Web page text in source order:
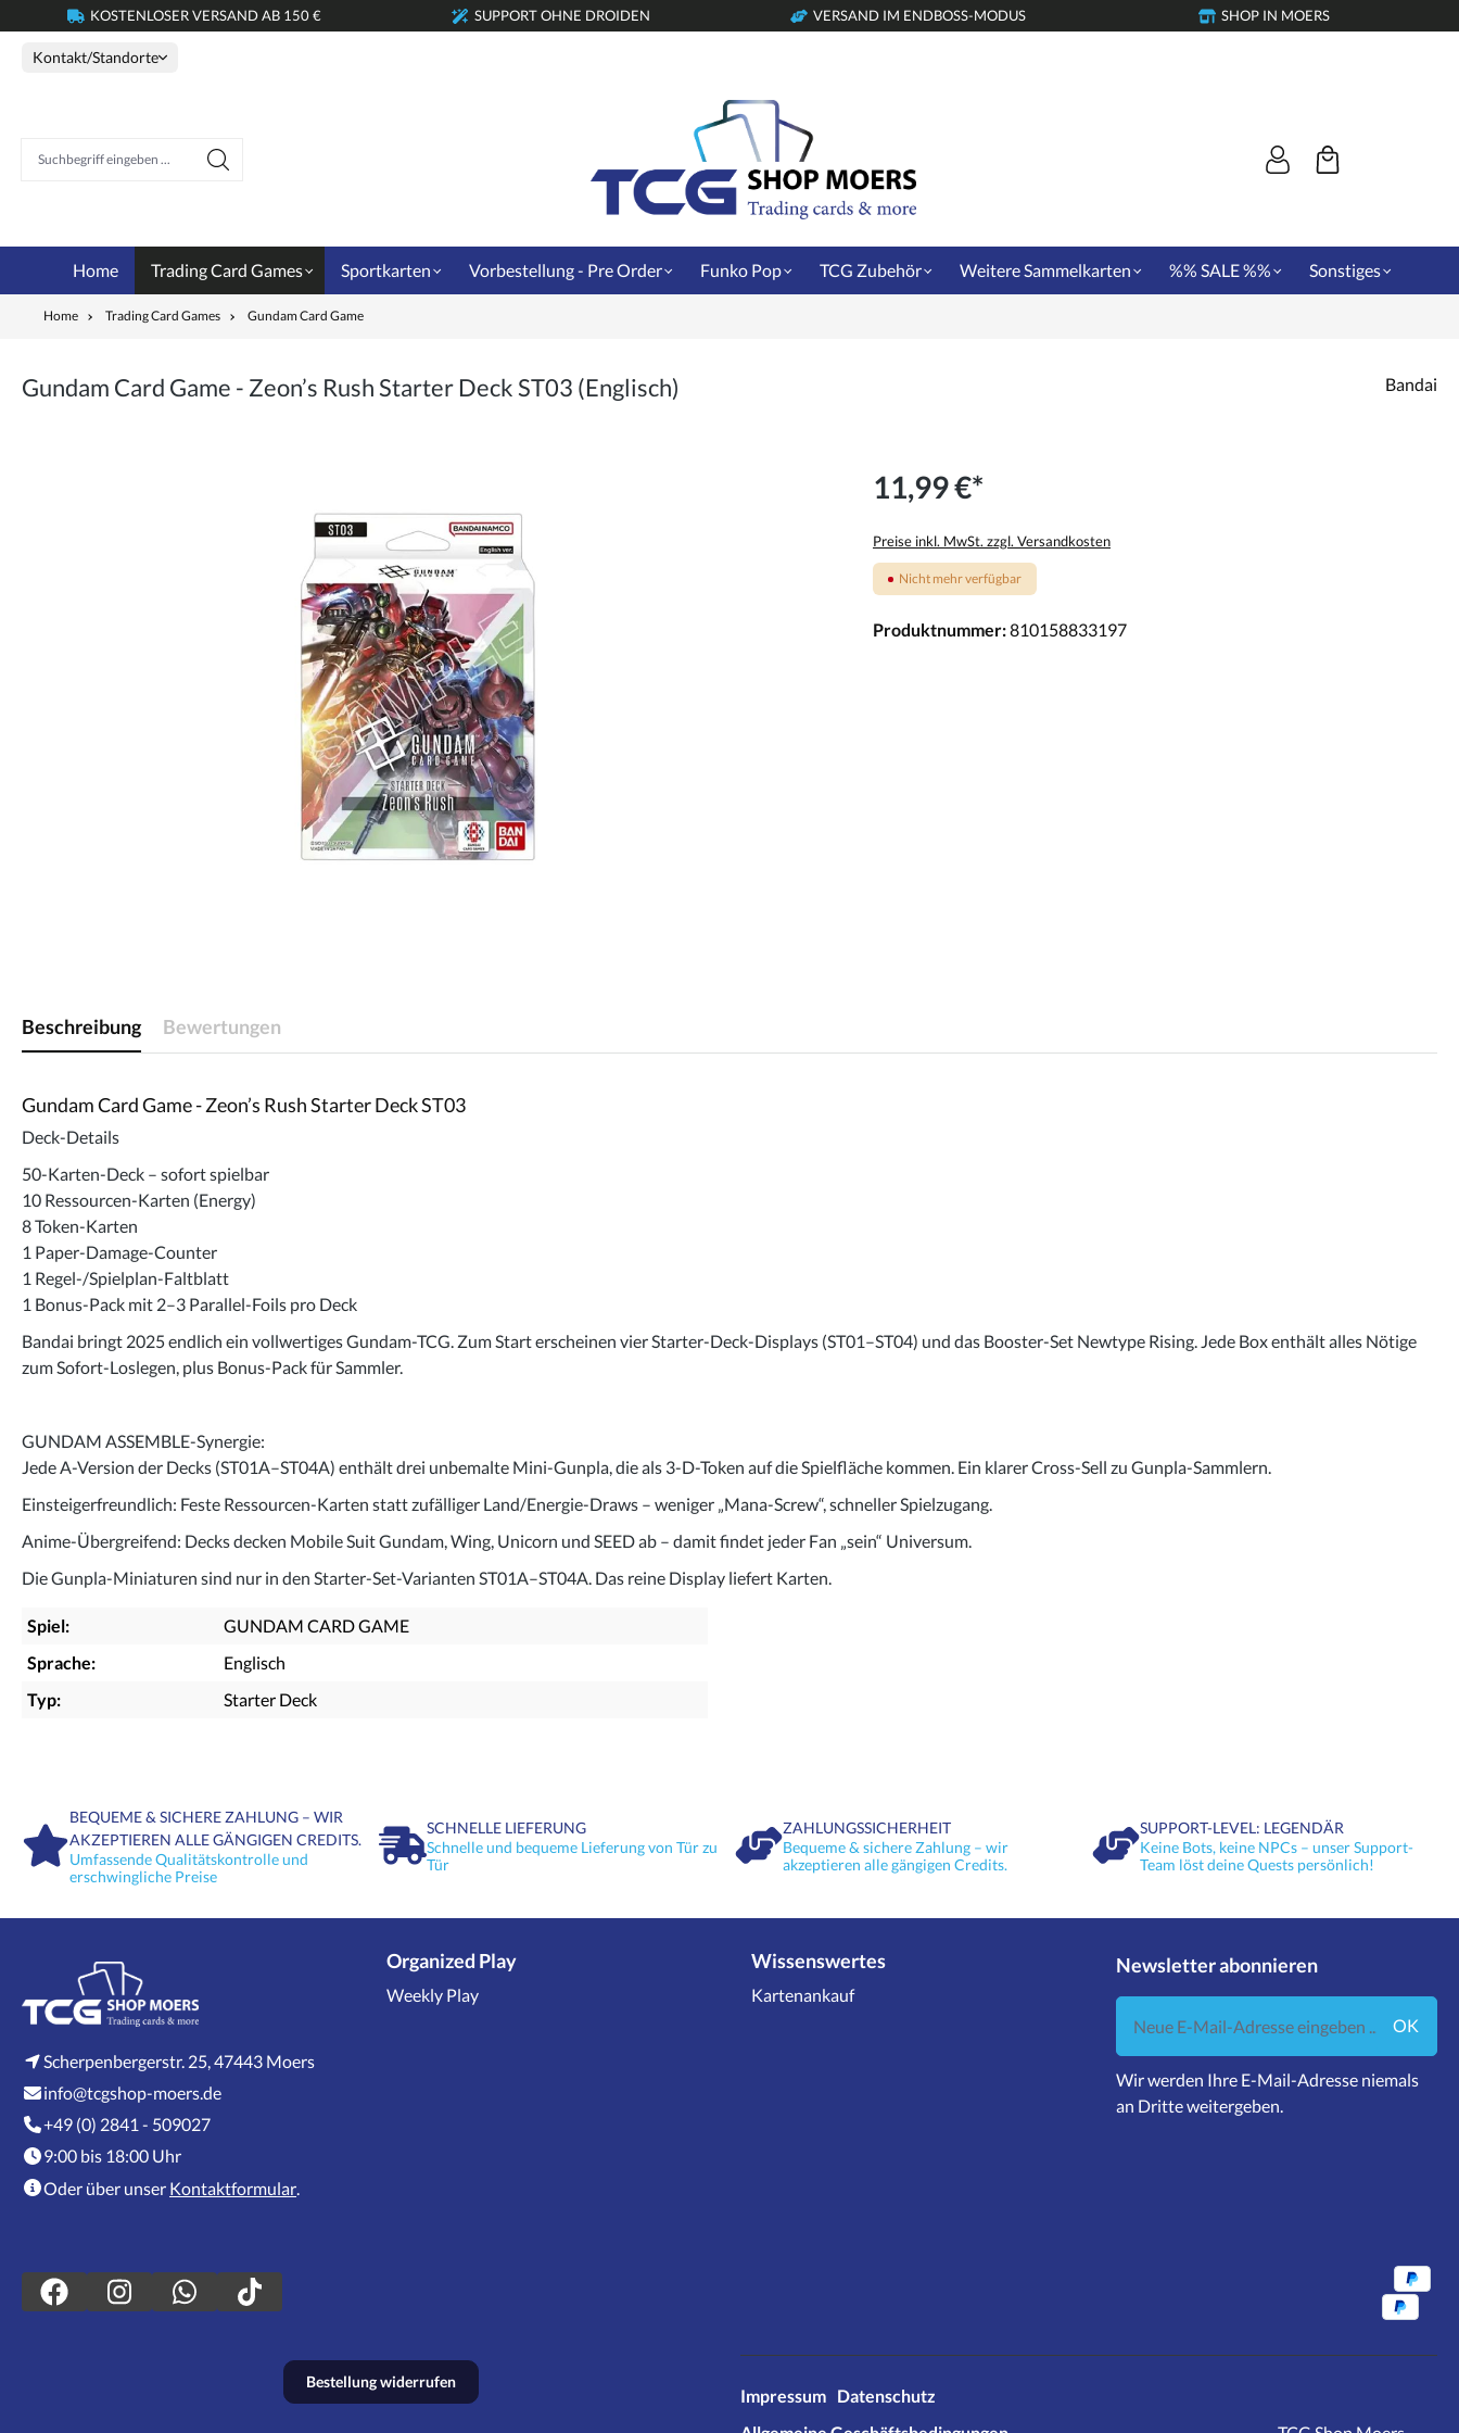
Zur Hauptnavigation springen
KOSTENLOSER VERSAND AB 150 € SUPPORT OHNE DROIDEN VERSAND IM ENDBOSS-MODUS SHOP IN MOERS
Kontakt/Standorte
Home Trading Card Games Sportkarten Vorbestellung - Pre Order Funko Pop TCG Zubehör Weitere Sammelkarten %% SALE %% Sonstiges
Home Trading Card Games Gundam Card Game
Gundam Card Game - Zeon’s Rush Starter Deck ST03 (Englisch) Bandai
11,99 €*
Preise inkl. MwSt. zzgl. Versandkosten
Nicht mehr verfügbar
Produktnummer:810158833197
Beschreibung Bewertungen
Gundam Card Game - Zeon’s Rush Starter Deck ST03
Deck-Details
50-Karten-Deck – sofort spielbar
10 Ressourcen-Karten (Energy)
8 Token-Karten
1 Paper-Damage-Counter
1 Regel-/Spielplan-Faltblatt
1 Bonus-Pack mit 2–3 Parallel-Foils pro Deck
Bandai bringt 2025 endlich ein vollwertiges Gundam-TCG. Zum Start erscheinen vier Starter-Deck-Displays (ST01–ST04) und das Booster-Set Newtype Rising. Jede Box enthält alles Nötige
zum Sofort-Loslegen, plus Bonus-Pack für Sammler.
GUNDAM ASSEMBLE-Synergie:
Jede A-Version der Decks (ST01A–ST04A) enthält drei unbemalte Mini-Gunpla, die als 3-D-Token auf die Spielfläche kommen. Ein klarer Cross-Sell zu Gunpla-Sammlern.
Einsteigerfreundlich: Feste Ressourcen-Karten statt zufälliger Land/Energie-Draws – weniger „Mana-Screw“, schneller Spielzugang.
Anime-Übergreifend: Decks decken Mobile Suit Gundam, Wing, Unicorn und SEED ab – damit findet jeder Fan „sein“ Universum.
Die Gunpla-Miniaturen sind nur in den Starter-Set-Varianten ST01A–ST04A. Das reine Display liefert Karten.
Spiel:
GUNDAM CARD GAME
Sprache:
Englisch
Typ:
Starter Deck
BEQUEME & SICHERE ZAHLUNG – WIR
AKZEPTIEREN ALLE GÄNGIGEN CREDITS.
Umfassende Qualitätskontrolle und
erschwingliche Preise
SCHNELLE LIEFERUNG
Schnelle und bequeme Lieferung von Tür zu
Tür
ZAHLUNGSSICHERHEIT
Bequeme & sichere Zahlung – wir
akzeptieren alle gängigen Credits.
SUPPORT-LEVEL: LEGENDÄR
Keine Bots, keine NPCs – unser Support-
Team löst deine Quests persönlich!
Scherpenbergerstr. 25, 47443 Moers
info@tcgshop-moers.de
+49 (0) 2841 - 509027
9:00 bis 18:00 Uhr
Oder über unser Kontaktformular
Organized Play
Weekly Play
Wissenswertes
Kartenankauf
Newsletter abonnieren
Neue E-Mail-Adresse eingeben ...
OK
Wir werden Ihre E-Mail-Adresse niemals
an Dritte weitergeben.
Bestellung widerrufen
Impressum Datenschutz